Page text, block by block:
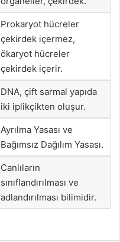
Prokaryot hücreler
çekirdek içermez,
ökaryot hücreler
çekirdek içerir.
DNA, çift sarmal yapıda
iki iplikçikten oluşur.
Ayrılma Yasası ve
Bağımsız Dağılım Yasası.
Canlıların
sınıflandırılması ve
adlandırılması bilimidir.